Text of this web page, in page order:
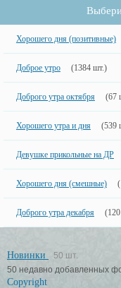
Хорошего дня (позитивные)
Доброе утро (1384 шт.)
Доброго утра октября (67
Хорошего утра и дня (539
Девушке прикольные на ДР
Хорошего дня (смешные)
Доброго утра декабря
Новинки
50 шт.
50 недавно добавленных
Copyright